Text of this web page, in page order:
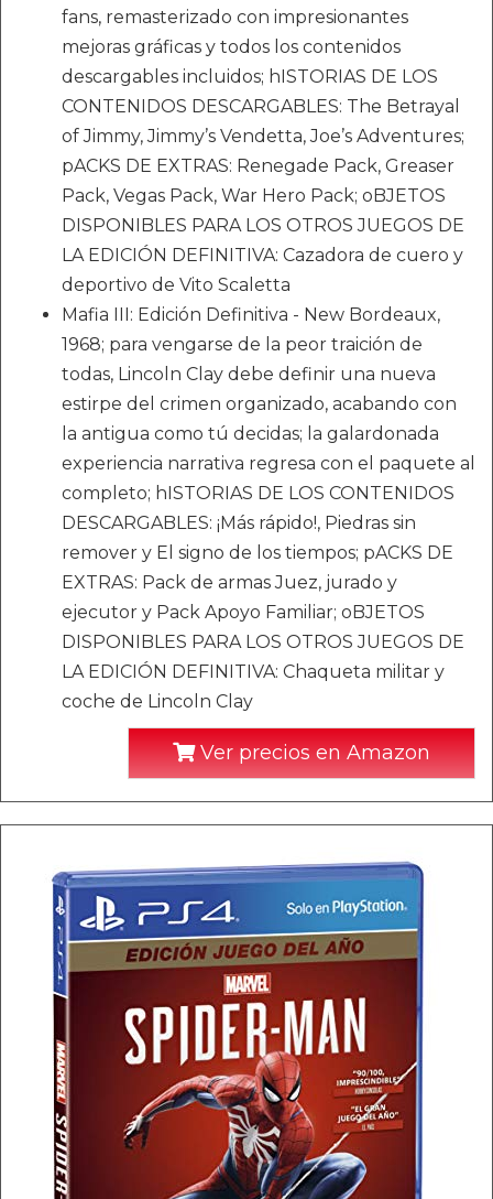
fans, remasterizado con impresionantes
mejoras gráficas y todos los contenidos
descargables incluidos; hISTORIAS DE LOS
CONTENIDOS DESCARGABLES: The Betrayal
of Jimmy, Jimmy’s Vendetta, Joe’s Adventures;
pACKS DE EXTRAS: Renegade Pack, Greaser
Pack, Vegas Pack, War Hero Pack; oBJETOS
DISPONIBLES PARA LOS OTROS JUEGOS DE
LA EDICIÓN DEFINITIVA: Cazadora de cuero y
deportivo de Vito Scaletta
Mafia III: Edición Definitiva - New Bordeaux,
1968; para vengarse de la peor traición de
todas, Lincoln Clay debe definir una nueva
estirpe del crimen organizado, acabando con
la antigua como tú decidas; la galardonada
experiencia narrativa regresa con el paquete al
completo; hISTORIAS DE LOS CONTENIDOS
DESCARGABLES: ¡Más rápido!, Piedras sin
remover y El signo de los tiempos; pACKS DE
EXTRAS: Pack de armas Juez, jurado y
ejecutor y Pack Apoyo Familiar; oBJETOS
DISPONIBLES PARA LOS OTROS JUEGOS DE
LA EDICIÓN DEFINITIVA: Chaqueta militar y
coche de Lincoln Clay
Ver precios en Amazon